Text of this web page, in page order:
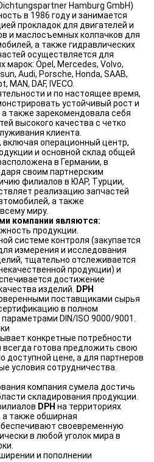
Hamburg GmbH)
в 1986 году и занимается
прокладок для двигателей и
и маслосъемных колпачков для
а также гидравлических
осуществляется для
Opel, Mercedes, Volvo,
Audi, Porsche, Honda, SAAB,
DAF, IVECO.
и по настоящее время,
устойчивый рост и
также зарекомендовала себя
высокого качества с четко
клиента.
включая операционный центр,
и основной склад общей
в Германии, в
своим партнерским
филиалов в ЮАР, Турции,
реализацию запчастей
а также
миру.
компании являются:
продукции.
системе контроля (закупается
измерения и исследования
тщательно отслеживается
продукции) и
достижение
изделий.
DPH
поставщиками сырья
в полном
DIN/ISO 9000/9001.
конкретные потребности
готова предложить свою
доступной цене, а для партнеров
условия сотрудничества.
компания сумела достичь
складирования продукции.
DPH на территориях
а также обширная
своевременную
в любой уголок мира в
и пополнении